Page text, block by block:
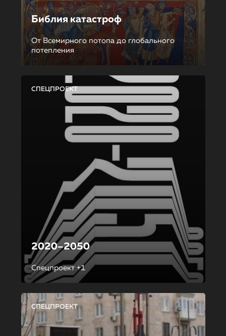
Библия катастроф
От Всемирного потопа до глобального
потепления
СПЕЦПРОЕКТ
2020–2050
Спецпроект +1
СПЕЦПРОЕКТ